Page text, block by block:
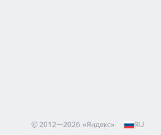
© 2012—2026 «Яндекс» RU